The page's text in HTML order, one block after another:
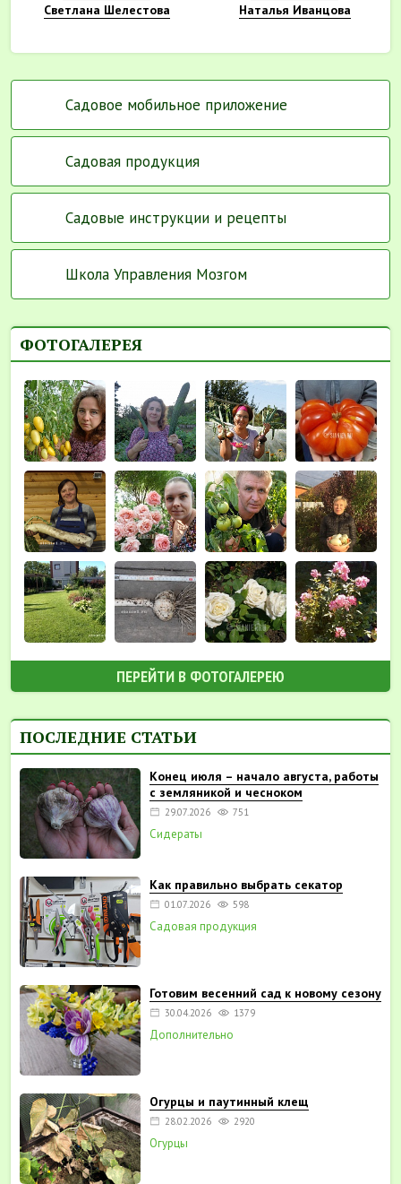
Светлана Шелестова
Наталья Иванцова
Садовое мобильное приложение
Садовая продукция
Садовые инструкции и рецепты
Школа Управления Мозгом
ФОТОГАЛЕРЕЯ
ПЕРЕЙТИ В ФОТОГАЛЕРЕЮ
ПОСЛЕДНИЕ СТАТЬИ
Конец июля – начало августа, работы
с земляникой и чесноком
29.07.2026 751
Сидераты
Как правильно выбрать секатор
01.07.2026 598
Садовая продукция
Готовим весенний сад к новому сезону
30.04.2026 1379
Дополнительно
Огурцы и паутинный клещ
28.02.2026 2920
Огурцы